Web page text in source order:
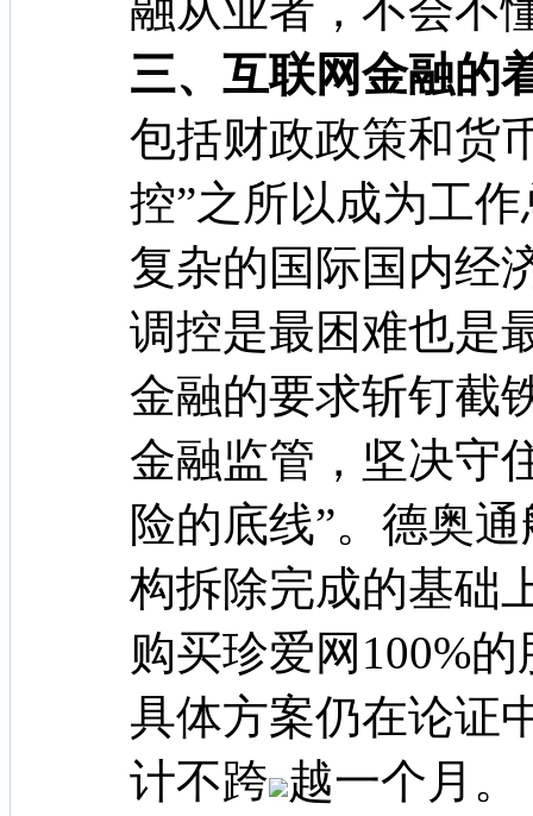
三、互联网金融的
包括财政政策和货
控”之所以成为工
复杂的国际国内经
调控是最困难也是
金融的要求斩钉截
金融监管，坚决守
险的底线”。德奥
构拆除完成的基础
购买珍爱网100%
具体方案仍在论证
计不跨 越一个月。